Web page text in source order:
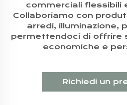
commerciali flessibili
Collaboriamo con
arredi, illuminazione,
permettendoci di offrire
economiche e
Richiedi un